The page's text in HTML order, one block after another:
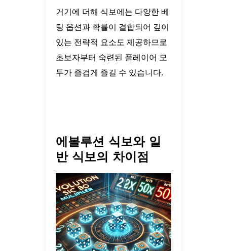
거기에 더해 식보에는 다양한 베
팅 옵션과 확률이 결합되어 깊이
있는 전략적 요소도 제공하므로
초보자부터 숙련된 플레이어 모
두가 즐겁게 즐길 수 있습니다.
에볼루션 식보와 일
반 식보의 차이점